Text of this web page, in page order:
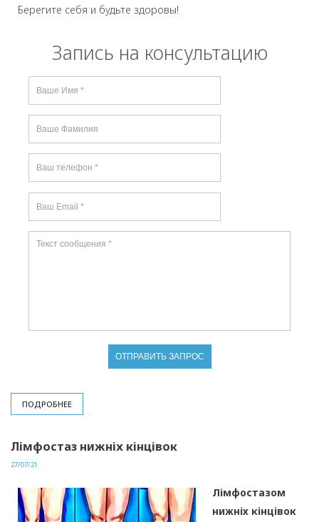
Берегите себя и будьте здоровы!
Запись на консультацию
ПОДРОБНЕЕ
Лімфостаз нижніх кінцівок
27/07/21
Лімфостазом
нижніх кінцівок